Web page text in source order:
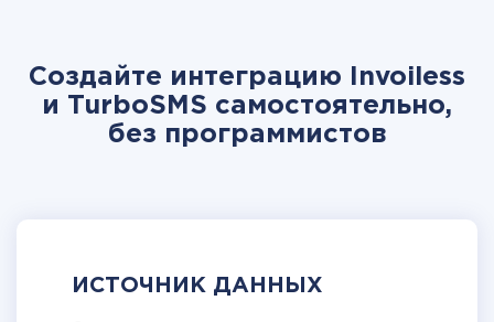
Создайте интеграцию Invoiless
и TurboSMS самостоятельно,
без программистов
ИСТОЧНИК ДАННЫХ